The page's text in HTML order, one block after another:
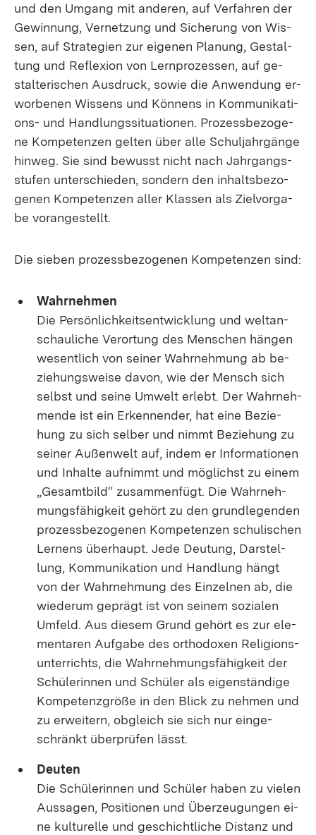
und den Um­gang mit an­de­ren, auf Ver­fah­ren der
Ge­win­nung, Ver­net­zung und Si­che­rung von Wis­
sen, auf Stra­te­gi­en zur ei­ge­nen Pla­nung, Ge­stal­
tung und Re­fle­xi­on von Lern­pro­zes­sen, auf ge­
stal­te­ri­schen Aus­druck, so­wie die An­wen­dung er­
wor­be­nen Wis­sens und Kön­nens in Kom­mu­ni­ka­ti­
ons- und Hand­lungs­si­tua­tio­nen. Pro­zess­be­zo­ge­
ne Kom­pe­ten­zen gel­ten über al­le Schul­jahr­gän­ge
hin­weg. Sie sind be­wusst nicht nach Jahr­gangs­
stu­fen un­ter­schie­den, son­dern den in­halts­be­zo­
ge­nen Kom­pe­ten­zen al­ler Klas­sen als Ziel­vor­ga­
be vor­an­ge­stellt.
Die sie­ben pro­zess­be­zo­ge­nen Kom­pe­ten­zen sind:
Wahr­neh­men
Die Per­sön­lich­keits­ent­wick­lung und welt­an­
schau­li­che Ver­or­tung des Men­schen hän­gen
we­sent­lich von sei­ner Wahr­neh­mung ab be­
zie­hungs­wei­se da­von, wie der Mensch sich
selbst und sei­ne Um­welt er­lebt. Der Wahr­neh­
men­de ist ein Er­ken­nen­der, hat ei­ne Be­zie­
hung zu sich sel­ber und nimmt Be­zie­hung zu
sei­ner Au­ßen­welt auf, in­dem er In­for­ma­tio­nen
und In­hal­te auf­nimmt und mög­lichst zu ei­nem
„Ge­samt­bild“ zu­sam­men­fügt. Die Wahr­neh­
mungs­fä­hig­keit ge­hört zu den grund­le­gen­den
pro­zess­be­zo­ge­nen Kom­pe­ten­zen schu­li­schen
Ler­nens über­haupt. Je­de Deu­tung, Dar­stel­
lung, Kom­mu­ni­ka­ti­on und Hand­lung hängt
von der Wahr­neh­mung des Ein­zel­nen ab, die
wie­der­um ge­prägt ist von sei­nem so­zia­len
Um­feld. Aus die­sem Grund ge­hört es zur ele­
men­ta­ren Auf­ga­be des or­tho­do­xen Re­li­gi­ons­
un­ter­richts, die Wahr­neh­mungs­fä­hig­keit der
Schü­le­rin­nen und Schü­ler als ei­gen­stän­di­ge
Kom­pe­tenz­grö­ße in den Blick zu neh­men und
zu er­wei­tern, ob­gleich sie sich nur ein­ge­
schränkt über­prü­fen lässt.
Deu­ten
Die Schü­le­rin­nen und Schü­ler ha­ben zu vie­len
Aus­sa­gen, Po­si­tio­nen und Über­zeu­gun­gen ei­
ne kul­tu­rel­le und ge­schicht­li­che Dis­tanz und